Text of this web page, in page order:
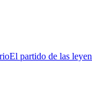
El partido de las